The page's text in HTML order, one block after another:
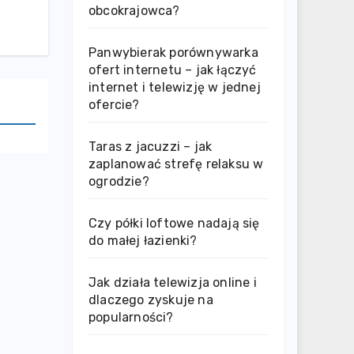
obcokrajowca?
Panwybierak porównywarka
ofert internetu – jak łączyć
internet i telewizję w jednej
ofercie?
Taras z jacuzzi – jak
zaplanować strefę relaksu w
ogrodzie?
Czy półki loftowe nadają się
do małej łazienki?
Jak działa telewizja online i
dlaczego zyskuje na
popularności?